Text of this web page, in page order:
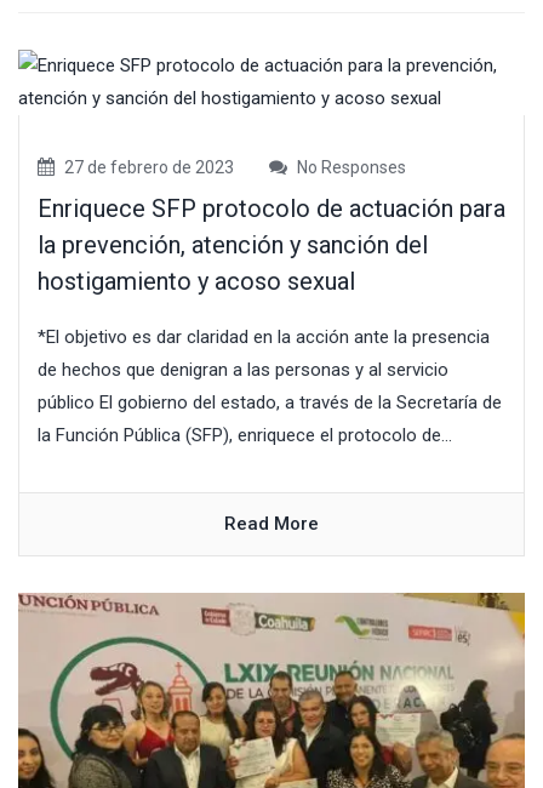
27 de febrero de 2023 No Responses
Enriquece SFP protocolo de actuación para
la prevención, atención y sanción del
hostigamiento y acoso sexual
*El objetivo es dar claridad en la acción ante la presencia
de hechos que denigran a las personas y al servicio
público El gobierno del estado, a través de la Secretaría de
la Función Pública (SFP), enriquece el protocolo de...
Read More